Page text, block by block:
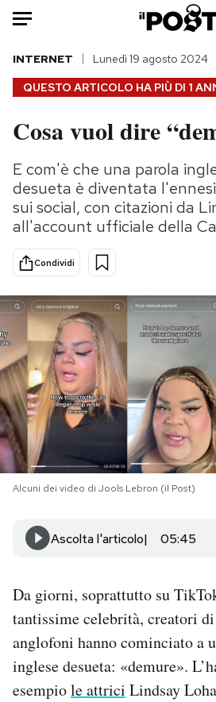
Auto
HOME
Italia
Politica
Tecnologia
Internet
Scienza
Cultura
Economia
Sport
PODCAST
NEWSLETTER
I MIEI PREFERITI
SHOP
CALENDARIO
AREA PERSONALE
Area Personale
QUESTO ARTICOLO HA PIÙ DI 1
INTERNET Lunedì 19 agosto 2024
Cosa vuol dire
E com'è che una parola
desueta è diventata
sui social, con citazioni da
all'account ufficiale della
Condividi
Alcuni dei video di Jools Lebron (il Post)
Ascolta l'articolo 05:45
Da giorni, soprattutto su
tantissime celebrità, creatori
anglofoni hanno cominciato a
inglese desueta: «demure».
esempiole attrici Lindsay